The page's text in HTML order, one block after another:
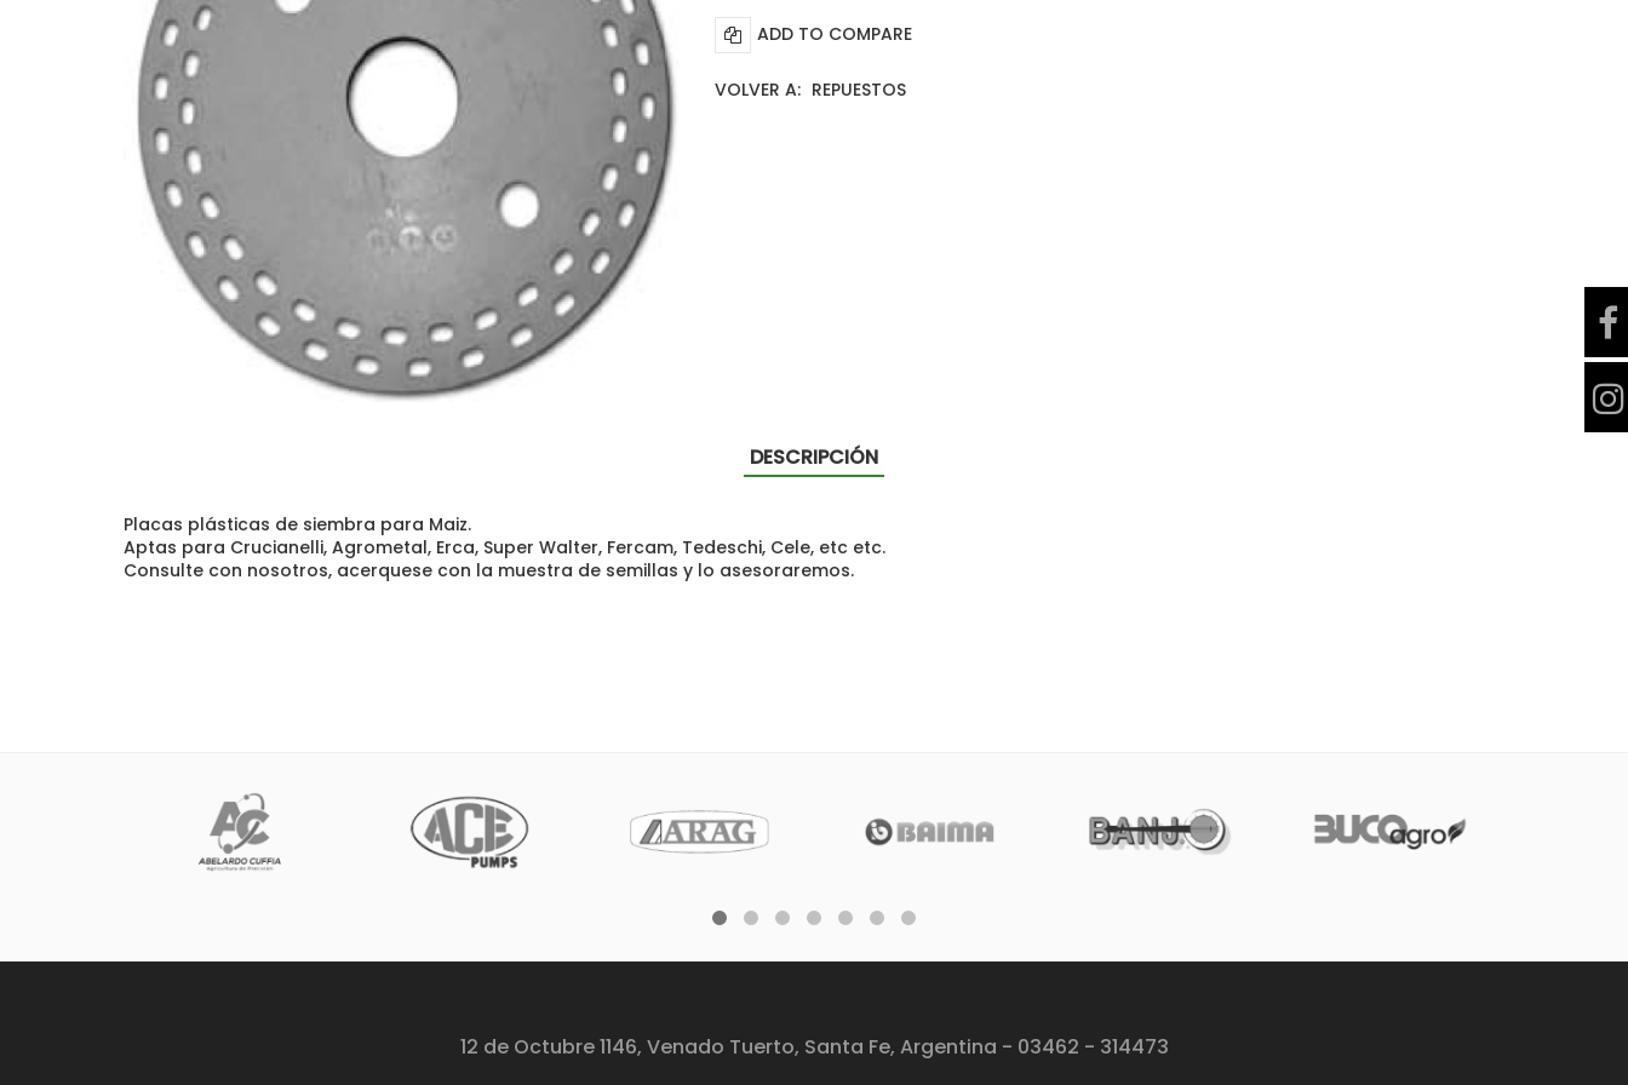
ADD TO COMPARE
VOLVER A: REPUESTOS
DESCRIPCIÓN
Placas plásticas de siembra para Maiz.
Aptas para Crucianelli, Agrometal, Erca, Super Walter, Fercam, Tedeschi, Cele, etc etc.
Consulte con nosotros, acerquese con la muestra de semillas y lo asesoraremos.
12 de Octubre 1146, Venado Tuerto, Santa Fe, Argentina - 03462 - 314473